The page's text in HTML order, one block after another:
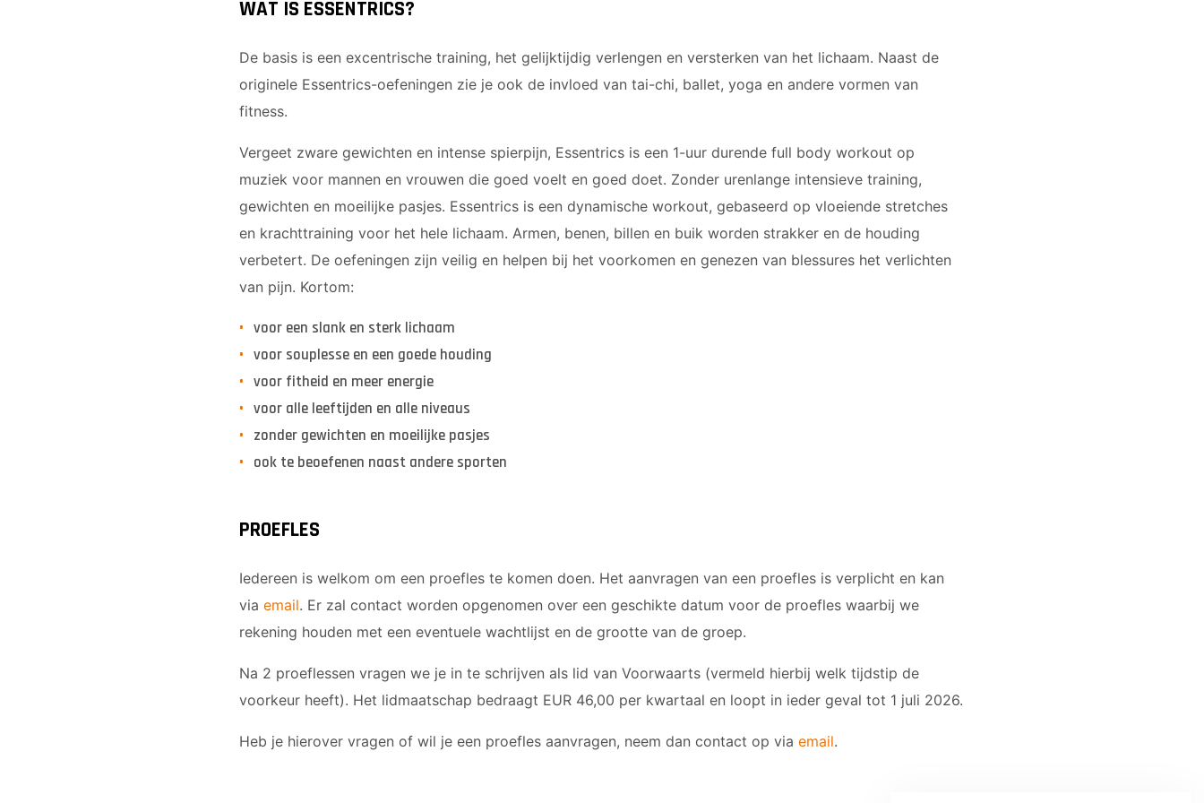
WAT IS ESSENTRICS?
De basis is een excentrische training, het gelijktijdig verlengen en versterken van het lichaam. Naast de
originele Essentrics-oefeningen zie je ook de invloed van tai-chi, ballet, yoga en andere vormen van
fitness.
Vergeet zware gewichten en intense spierpijn, Essentrics is een 1-uur durende full body workout op
muziek voor mannen en vrouwen die goed voelt en goed doet. Zonder urenlange intensieve training,
gewichten en moeilijke pasjes. Essentrics is een dynamische workout, gebaseerd op vloeiende stretches
en krachttraining voor het hele lichaam. Armen, benen, billen en buik worden strakker en de houding
verbetert. De oefeningen zijn veilig en helpen bij het voorkomen en genezen van blessures het verlichten
van pijn. Kortom:
voor een slank en sterk lichaam
voor souplesse en een goede houding
voor fitheid en meer energie
voor alle leeftijden en alle niveaus
zonder gewichten en moeilijke pasjes
ook te beoefenen naast andere sporten
PROEFLES
Iedereen is welkom om een proefles te komen doen. Het aanvragen van een proefles is verplicht en kan
via email. Er zal contact worden opgenomen over een geschikte datum voor de proefles waarbij we
rekening houden met een eventuele wachtlijst en de grootte van de groep.
Na 2 proeflessen vragen we je in te schrijven als lid van Voorwaarts (vermeld hierbij welk tijdstip de
voorkeur heeft). Het lidmaatschap bedraagt EUR 46,00 per kwartaal en loopt in ieder geval tot 1 juli 2026.
Heb je hierover vragen of wil je een proefles aanvragen, neem dan contact op via email.